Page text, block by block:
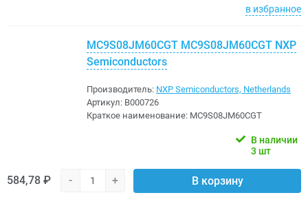
в избранное
MC9S08JM60CGT MC9S08JM60CGT NXP
Semiconductors
Производитель: NXP Semiconductors, Netherlands
Артикул: B000726
Краткое наименование: MC9S08JM60CGT
В наличии
3 шт
584,78 ₽ - + В корзину